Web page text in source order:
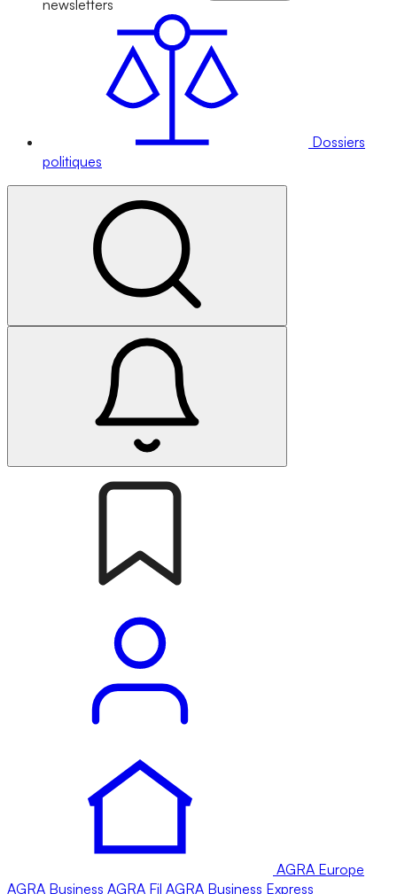
newsletters
Dossiers
politiques
AGRA Europe
AGRA Business AGRA Fil AGRA Business Express